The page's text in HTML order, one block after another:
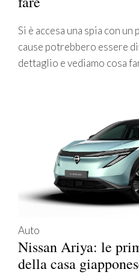
Si è accesa una spia con
cause potrebbero essere
dettaglio e vediamo cosa
Auto
Nissan Ariya: le
della casa